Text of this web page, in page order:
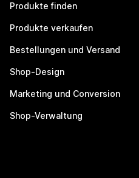
Produkte finden
Produkte verkaufen
Bestellungen und Versand
Shop-Design
Marketing und Conversion
Shop-Verwaltung